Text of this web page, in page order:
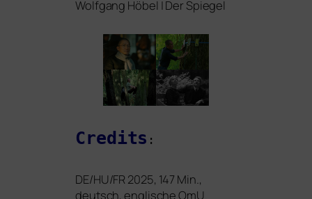
Wolfgang Höbel | Der Spiegel
Credits :
DE/HU/FR2025, 147 Min.,
deutsch, eng­li­sche OmU